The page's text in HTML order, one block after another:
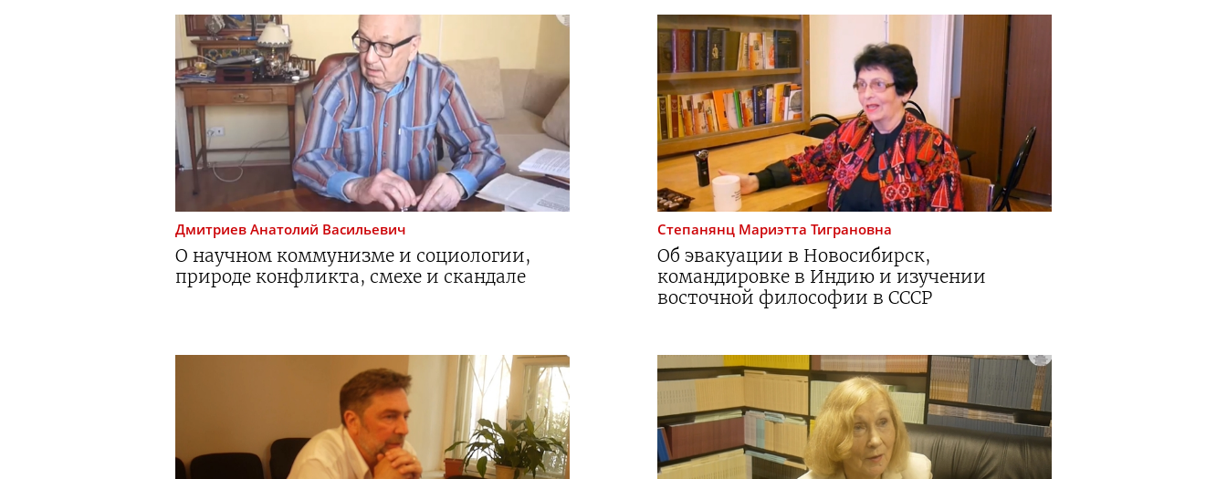
ДмитриевАнатолий Васильевич
О научном коммунизме и социологии,
природе конфликта, смехе и скандале
Степанянц Мариэтта Тиграновна
Об эвакуации в Новосибирск,
командировке в Индию и изучении
восточной философии в СССР